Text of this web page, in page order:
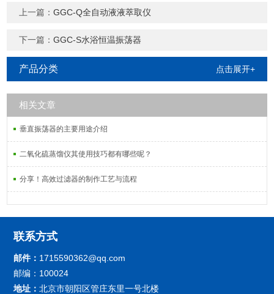
上一篇：GGC-Q全自动液液萃取仪
下一篇：GGC-S水浴恒温振荡器
产品分类 点击展开+
相关文章
垂直振荡器的主要用途介绍
二氧化硫蒸馏仪其使用技巧都有哪些呢？
分享！高效过滤器的制作工艺与流程
联系方式
邮件： 1715590362@qq.com
邮编：100024
地址：北京市朝阳区管庄东里一号北楼